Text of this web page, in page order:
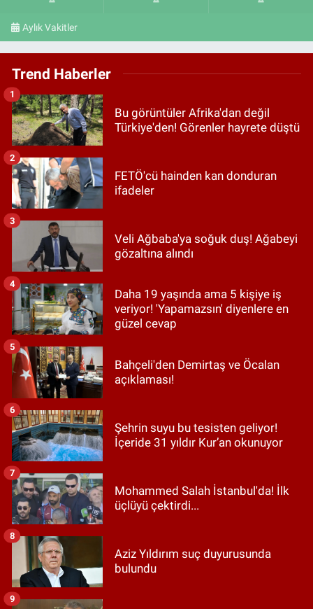
Aylık Vakitler
Trend Haberler
Bu görüntüler Afrika'dan değil
Türkiye'den! Görenler hayrete düştü
1
FETÖ'cü hainden kan donduran
ifadeler
2
Veli Ağbaba'ya soğuk duş! Ağabeyi
gözaltına alındı
3
Daha 19 yaşında ama 5 kişiye iş
veriyor! 'Yapamazsın' diyenlere en
güzel cevap
4
Bahçeli'den Demirtaş ve Öcalan
açıklaması!
5
Şehrin suyu bu tesisten geliyor!
İçeride 31 yıldır Kur’an okunuyor
6
Mohammed Salah İstanbul'da! İlk
üçlüyü çektirdi...
7
Aziz Yıldırım suç duyurusunda
bulundu
8
9